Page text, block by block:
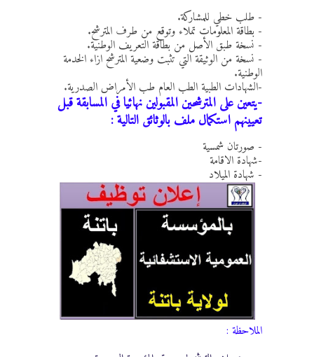
- طلب خطي للمشاركة.
- بطاقة المعلومات تملاء وتوقع من طرف المترشح.
- نسخة طبق الأصل من بطاقة التعريف الوطنية.
- نسخة من الوثيقة التي تثبت وضعية المترشح ازاء الخدمة
الوطنية.
-الشهادات الطبية الطب العام طب الأمراض الصدرية.
-‏يتعين على المترشحين المقبولين نهائيا في المسابقة قبل
تعيينهم استكمال ملف بالوثائق التالية :
- صورتان شمسية
-شهادة الاقامة
- شهادة الميلاد
الملاحظة :